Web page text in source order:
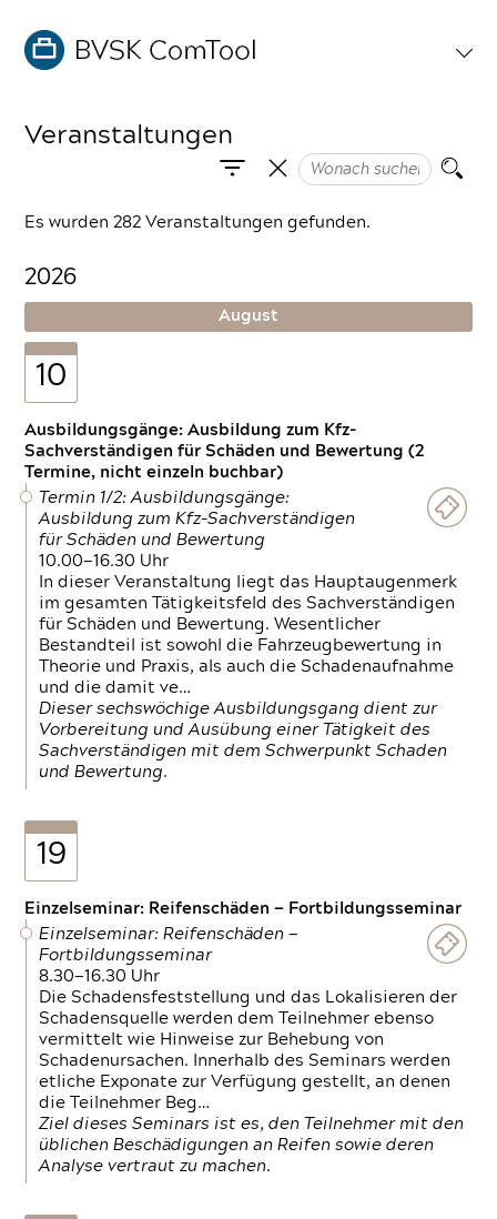
Veranstaltungen
Es wurden 282 Veranstaltungen gefunden.
2026
August
10
Ausbildungsgänge: Ausbildung zum Kfz-
Sachverständigen für Schäden und Bewertung (2
Termine, nicht einzeln buchbar)
Termin 1/2: Ausbildungsgänge:
Ausbildung zum Kfz-Sachverständigen
für Schäden und Bewertung
10.00—16.30 Uhr
In dieser Veranstaltung liegt das Hauptaugenmerk
im gesamten Tätigkeitsfeld des Sachverständigen
für Schäden und Bewertung. Wesentlicher
Bestandteil ist sowohl die Fahrzeugbewertung in
Theorie und Praxis, als auch die Schadenaufnahme
und die damit ve…
Dieser sechswöchige Ausbildungsgang dient zur
Vorbereitung und Ausübung einer Tätigkeit des
Sachverständigen mit dem Schwerpunkt Schaden
und Bewertung.
19
Einzelseminar: Reifenschäden — Fortbildungsseminar
Einzelseminar: Reifenschäden —
Fortbildungsseminar
8.30—16.30 Uhr
Die Schadensfeststellung und das Lokalisieren der
Schadensquelle werden dem Teilnehmer ebenso
vermittelt wie Hinweise zur Behebung von
Schadenursachen. Innerhalb des Seminars werden
etliche Exponate zur Verfügung gestellt, an denen
die Teilnehmer Beg…
Ziel dieses Seminars ist es, den Teilnehmer mit den
üblichen Beschädigungen an Reifen sowie deren
Analyse vertraut zu machen.